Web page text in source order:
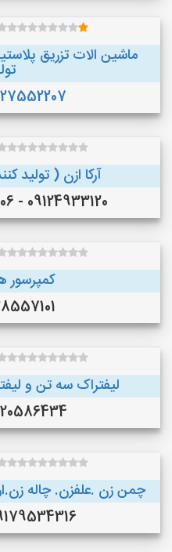
ماشین الات تزریق
آرکا ازن ( تولید
09124933120 - 02165019206 (شهریار)
کمپرسور
لیفتراک سه تن و
09120586434
چمن زن .علفزن. چاله
09179534316 (بندر